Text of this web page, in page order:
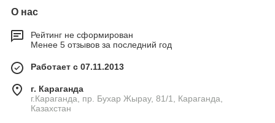
О нас
Рейтинг не сформирован
Менее 5 отзывов за последний год
Работает с 07.11.2013
г. Караганда
г.Караганда, пр. Бухар Жырау, 81/1, Караганда,
Казахстан